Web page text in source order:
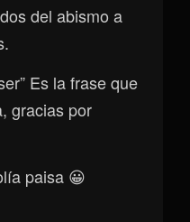
del abismo a
Es la frase que
gracias por
paisa 😀